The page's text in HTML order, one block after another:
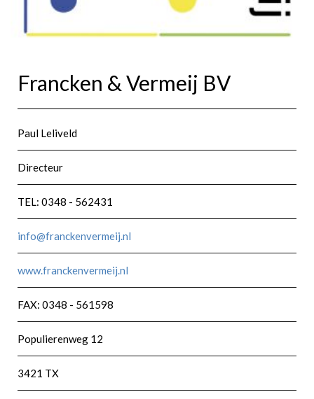
Francken & Vermeij BV
Paul Leliveld
Directeur
TEL: 0348 - 562431
info@franckenvermeij.nl
www.franckenvermeij.nl
FAX: 0348 - 561598
Populierenweg 12
3421 TX